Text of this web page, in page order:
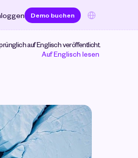
Demo buchen Select Language
auf Englisch veröffentlicht.
Auf Englisch lesen